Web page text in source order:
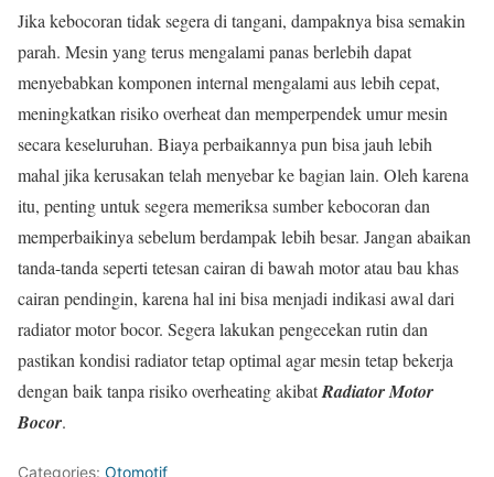
Jika kebocoran tidak segera di tangani, dampaknya bisa semakin
parah. Mesin yang terus mengalami panas berlebih dapat
menyebabkan komponen internal mengalami aus lebih cepat,
meningkatkan risiko overheat dan memperpendek umur mesin
secara keseluruhan. Biaya perbaikannya pun bisa jauh lebih
mahal jika kerusakan telah menyebar ke bagian lain. Oleh karena
itu, penting untuk segera memeriksa sumber kebocoran dan
memperbaikinya sebelum berdampak lebih besar. Jangan abaikan
tanda-tanda seperti tetesan cairan di bawah motor atau bau khas
cairan pendingin, karena hal ini bisa menjadi indikasi awal dari
radiator motor bocor. Segera lakukan pengecekan rutin dan
pastikan kondisi radiator tetap optimal agar mesin tetap bekerja
dengan baik tanpa risiko overheating akibatRadiator Motor
Bocor.
Categories: Otomotif